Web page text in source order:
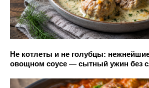
Не котлеты и не голубцы:
овощном соусе — сытный ужин без